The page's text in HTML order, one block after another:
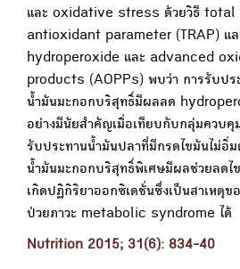
และ oxidative stress ด้วยวิธี
antioxidant parameter (TRAP) แล
hydroperoxide และ advanced
products (AOPPs) พบว่า การรับปร
น้ำมันมะกอกบริสุทธิ์มีผลลด
อย่างมีนัยสำคัญเมื่อเทียบกับกลุ่มควบคุ
รับประทานน้ำมันปลาที่มีกรดไขมันไม่อิ่
น้ำมันมะกอกบริสุทธิ์พิเศษมีผลช่วยลดไ
เกิดปฏิกิริยาออกซิเดชั่นซึ่งเป็นสาเหตุข
ป่วยภาวะ metabolic syndrome ได้
Nutrition 2015; 31(6): 834-40